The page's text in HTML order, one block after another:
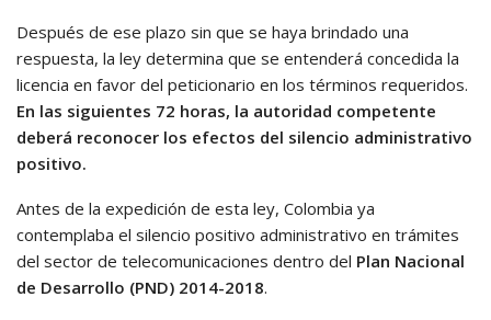
Después de ese plazo sin que se haya brindado una
respuesta, la ley determina que se entenderá concedida la
licencia en favor del peticionario en los términos requeridos.
En las siguientes 72 horas, la autoridad competente
deberá reconocer los efectos del silencio administrativo
positivo.
Antes de la expedición de esta ley, Colombia ya
contemplaba el silencio positivo administrativo en trámites
del sector de telecomunicaciones dentro del Plan Nacional
de Desarrollo (PND) 2014-2018.